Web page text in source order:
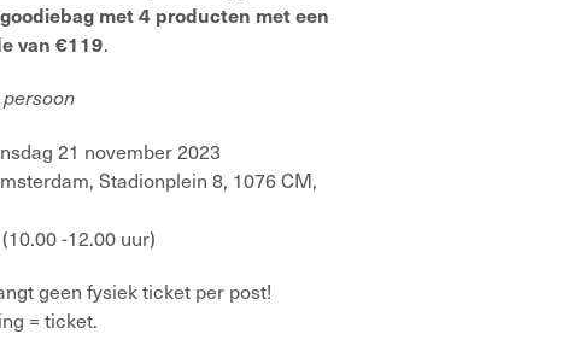
goodiebag met 4 producten met een
van €119.
persoon
21 november 2023
Stadionplein 8, 1076 CM,
-12.00 uur)
geen fysiek ticket per post!
= ticket.